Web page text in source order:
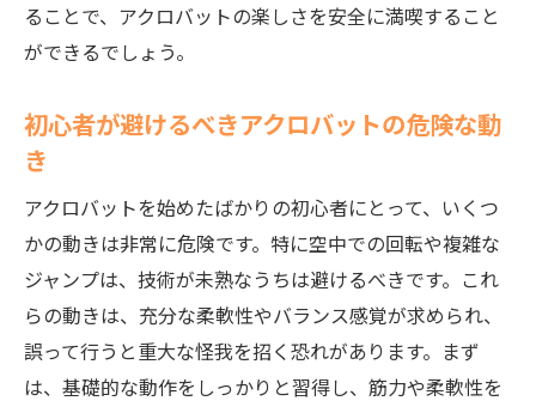
ることで、アクロバットの楽しさを安全に満喫すること
ができるでしょう。
初心者が避けるべきアクロバットの危険な動
き
アクロバットを始めたばかりの初心者にとって、いくつ
かの動きは非常に危険です。特に空中での回転や複雑な
ジャンプは、技術が未熟なうちは避けるべきです。これ
らの動きは、充分な柔軟性やバランス感覚が求められ、
誤って行うと重大な怪我を招く恐れがあります。まず
は、基礎的な動作をしっかりと習得し、筋力や柔軟性を